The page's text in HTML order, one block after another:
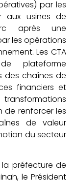
par les
aux usines de
après une
les opérations
Les CTA
plateforme
des chaînes de
financiers et
de renforcer les
de valeur
du secteur
préfecture de
le Président